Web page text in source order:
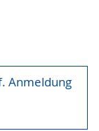
Anmeldung